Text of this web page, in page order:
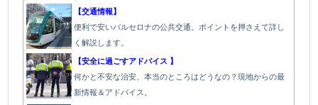
【交通情報】
便利で安いバルセロナの公共交通。ポイントを押さえて詳し
く解説します。
【安全に過ごすアドバイス 】
何かと不安な治安、本当のところはどうなの？現地からの最
新情報＆アドバイス。